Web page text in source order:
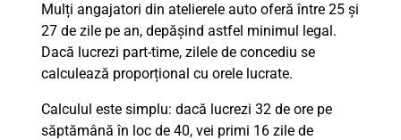
Mulți angajatori din atelierele auto oferă între 25 și
27 de zile pe an, depășind astfel minimul legal.
Dacă lucrezi part-time, zilele de concediu se
calculează proporțional cu orele lucrate.
Calculul este simplu: dacă lucrezi 32 de ore pe
săptămână în loc de 40, vei primi 16 zile de